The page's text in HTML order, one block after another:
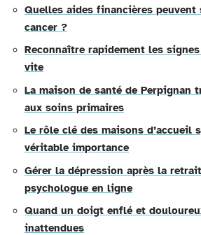
Quelles aides financières peuvent
cancer ?
Reconnaître rapidement les
vite
La maison de santé de Perpignan
aux soins primaires
Le rôle clé des maisons d’accueil
véritable importance
Gérer la dépression après la
psychologue en ligne
Quand un doigt enflé et
inattendues